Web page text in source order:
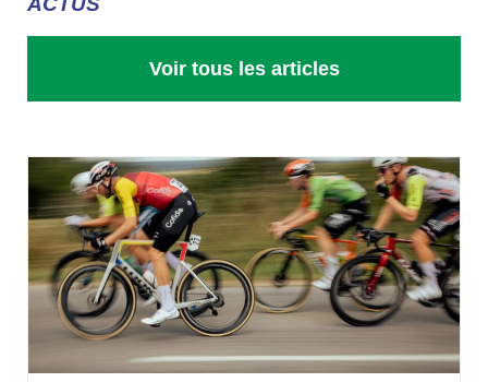
Lire la suite
Voir tous les articles